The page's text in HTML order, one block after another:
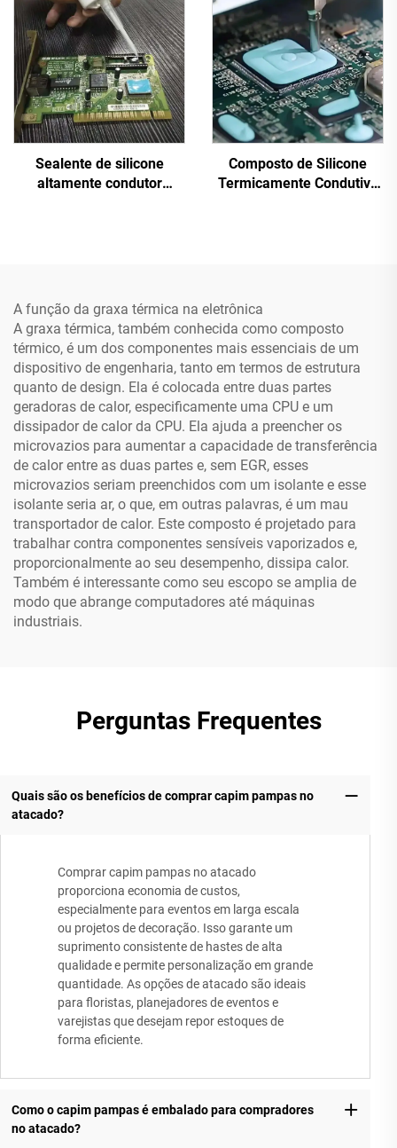
Sealente de silicone
altamente condutor
Composto de Silicone
Termicamente Condutivo
A função da graxa térmica na eletrônica
A graxa térmica, também conhecida como composto
térmico, é um dos componentes mais essenciais de um
dispositivo de engenharia, tanto em termos de estrutura
quanto de design. Ela é colocada entre duas partes
geradoras de calor, especificamente uma CPU e um
dissipador de calor da CPU. Ela ajuda a preencher os
microvazios para aumentar a capacidade de transferência
de calor entre as duas partes e, sem EGR, esses
microvazios seriam preenchidos com um isolante e esse
isolante seria ar, o que, em outras palavras, é um mau
transportador de calor. Este composto é projetado para
trabalhar contra componentes sensíveis vaporizados e,
proporcionalmente ao seu desempenho, dissipa calor.
Também é interessante como seu escopo se amplia de
modo que abrange computadores até máquinas
industriais.
Perguntas Frequentes
Quais são os benefícios de comprar capim pampas no
atacado?
Comprar capim pampas no atacado
proporciona economia de custos,
especialmente para eventos em larga escala
ou projetos de decoração. Isso garante um
suprimento consistente de hastes de alta
qualidade e permite personalização em grande
quantidade. As opções de atacado são ideais
para floristas, planejadores de eventos e
varejistas que desejam repor estoques de
forma eficiente.
Como o capim pampas é embalado para compradores
no atacado?